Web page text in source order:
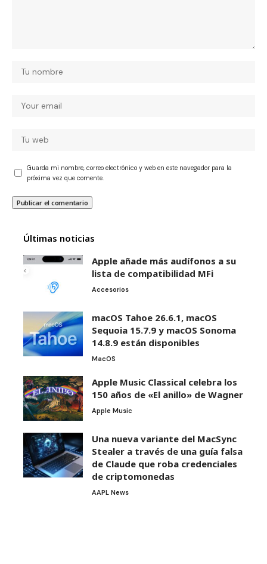
Guarda mi nombre, correo electrónico y web en este navegador para la
próxima vez que comente.
Últimas noticias
Apple añade más audífonos a su
lista de compatibilidad MFi
Accesorios
macOS Tahoe 26.6.1, macOS
Sequoia 15.7.9 y macOS Sonoma
14.8.9 están disponibles
MacOS
Apple Music Classical celebra los
150 años de «El anillo» de Wagner
Apple Music
Una nueva variante del MacSync
Stealer a través de una guía falsa
de Claude que roba credenciales
de criptomonedas
AAPL News